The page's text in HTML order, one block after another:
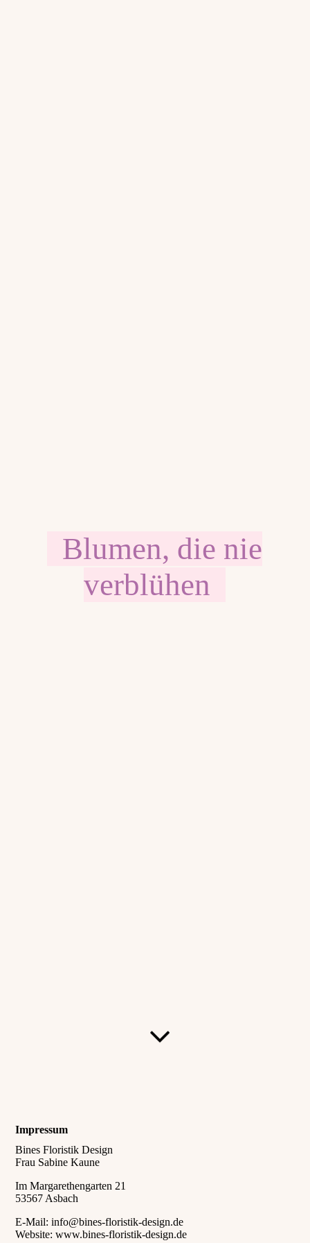
Blumen, die nie
verblühen
Impressum
Bines Floristik Design
Frau Sabine Kaune
Im Margarethengarten 21
53567 Asbach
E-Mail: info@bines-floristik-design.de
Website: www.bines-floristik-design.de